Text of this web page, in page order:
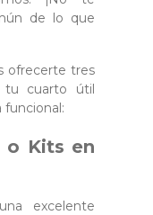
de lo que
ofrecerte tres
tu cuarto útil
funcional:
o Kits en
excelente